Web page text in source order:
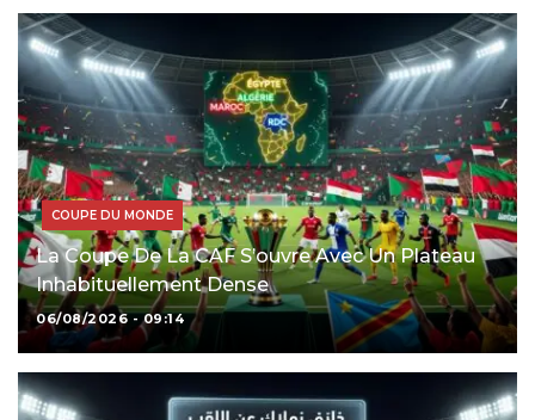
COUPE DU MONDE
La Coupe De La CAF S’ouvre Avec Un Plateau
Inhabituellement Dense
06/08/2026 - 09:14